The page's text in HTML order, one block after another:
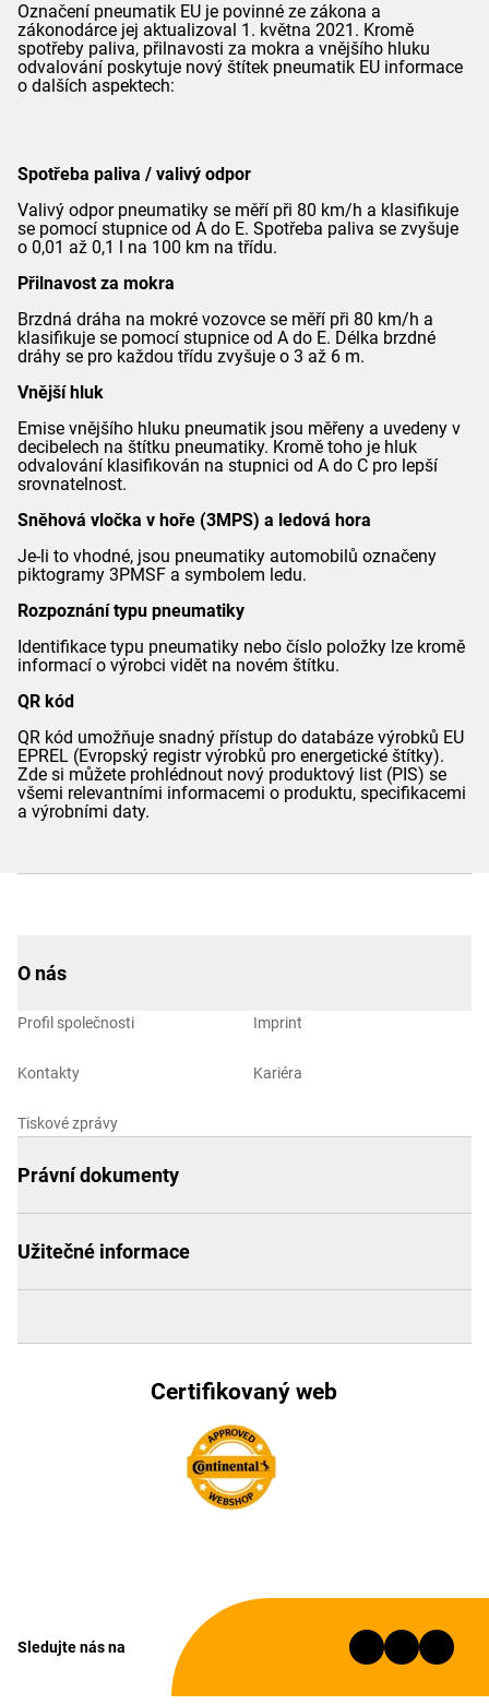
Označení pneumatik EU je povinné ze zákona a
zákonodárce jej aktualizoval 1. května 2021. Kromě
spotřeby paliva, přilnavosti za mokra a vnějšího hluku
odvalování poskytuje nový štítek pneumatik EU informace
o dalších aspektech:
Spotřeba paliva / valivý odpor
Valivý odpor pneumatiky se měří při 80 km/h a klasifikuje
se pomocí stupnice od A do E. Spotřeba paliva se zvyšuje
o 0,01 až 0,1 l na 100 km na třídu.
Přilnavost za mokra
Brzdná dráha na mokré vozovce se měří při 80 km/h a
klasifikuje se pomocí stupnice od A do E. Délka brzdné
dráhy se pro každou třídu zvyšuje o 3 až 6 m.
Vnější hluk
Emise vnějšího hluku pneumatik jsou měřeny a uvedeny v
decibelech na štítku pneumatiky. Kromě toho je hluk
odvalování klasifikován na stupnici od A do C pro lepší
srovnatelnost.
Sněhová vločka v hoře (3MPS) a ledová hora
Je-li to vhodné, jsou pneumatiky automobilů označeny
piktogramy 3PMSF a symbolem ledu.
Rozpoznání typu pneumatiky
Identifikace typu pneumatiky nebo číslo položky lze kromě
informací o výrobci vidět na novém štítku.
QR kód
QR kód umožňuje snadný přístup do databáze výrobků EU
EPREL (Evropský registr výrobků pro energetické štítky).
Zde si můžete prohlédnout nový produktový list (PIS) se
všemi relevantními informacemi o produktu, specifikacemi
a výrobními daty.
O nás
Profil společnosti
Kontakty
Tiskové zprávy
Imprint
Kariéra
Právní dokumenty
Užitečné informace
Certifikovaný web
Sledujte nás na